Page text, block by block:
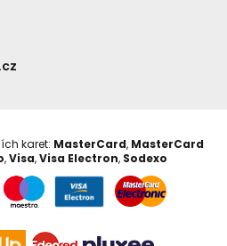
karet: MasterCard, MasterCard
,Visa,Visa Electron, Sodexo